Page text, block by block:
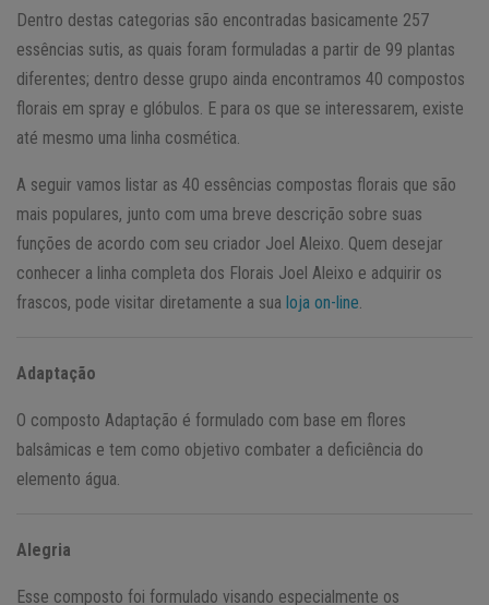
Dentro destas categorias são encontradas basicamente 257
essências sutis, as quais foram formuladas a partir de 99 plantas
diferentes; dentro desse grupo ainda encontramos 40 compostos
florais em spray e glóbulos. E para os que se interessarem, existe
até mesmo uma linha cosmética.
A seguir vamos listar as 40 essências compostas florais que são
mais populares, junto com uma breve descrição sobre suas
funções de acordo com seu criador Joel Aleixo. Quem desejar
conhecer a linha completa dos Florais Joel Aleixo e adquirir os
frascos, pode visitar diretamente a sua loja on-line
Adaptação
O composto Adaptação é formulado com base em flores
balsâmicas e tem como objetivo combater a deficiência do
elemento água.
Alegria
Esse composto foi formulado visando especialmente os